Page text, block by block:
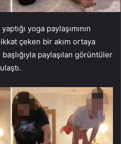
yoga paylaşımının
çeken bir akım ortaya
paylaşılan görüntüler